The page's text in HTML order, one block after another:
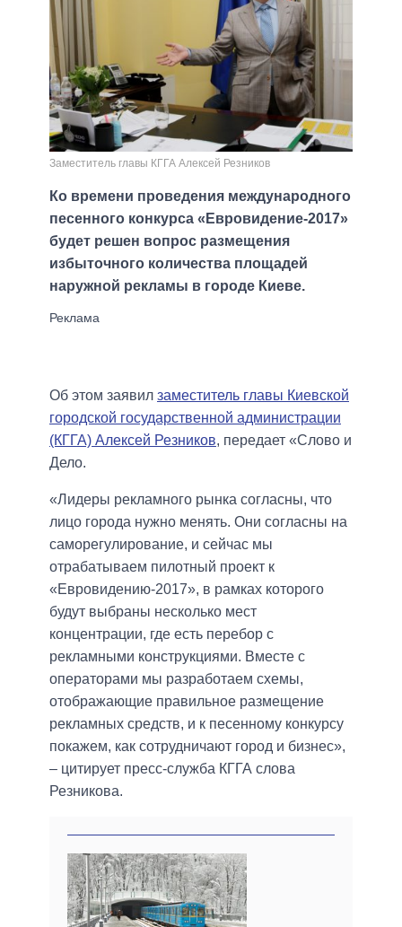
Заместитель главы КГГА Алексей Резников
Ко времени проведения международного
песенного конкурса «Евровидение-2017»
будет решен вопрос размещения
избыточного количества площадей
наружной рекламы в городе Киеве.
Об этом заявил заместитель главы Киевской
городской государственной администрации
(КГГА) Алексей Резников, передает «Слово и
Дело.
«Лидеры рекламного рынка согласны, что
лицо города нужно менять. Они согласны на
саморегулирование, и сейчас мы
отрабатываем пилотный проект к
«Евровидению-2017», в рамках которого
будут выбраны несколько мест
концентрации, где есть перебор с
рекламными конструкциями. Вместе с
операторами мы разработаем схемы,
отображающие правильное размещение
рекламных средств, и к песенному конкурсу
покажем, как сотрудничают город и бизнес»,
– цитирует пресс-служба КГГА слова
Резникова.